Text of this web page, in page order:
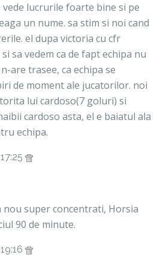
vede lucrurile foarte bine si pe
un nume. sa stim si noi cand
el dupa victoria cu cfr
sa vedem ca de fapt echipa nu
are trasee, ca echipa se
de moment ale jucatorilor. noi
lui cardoso(7 goluri) si
cardoso asta, el e baiatul ala
echipa.
nou super concentrati, Horsia
90 de minute.